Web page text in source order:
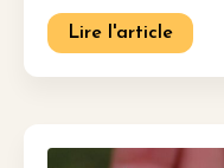
Lire l'article